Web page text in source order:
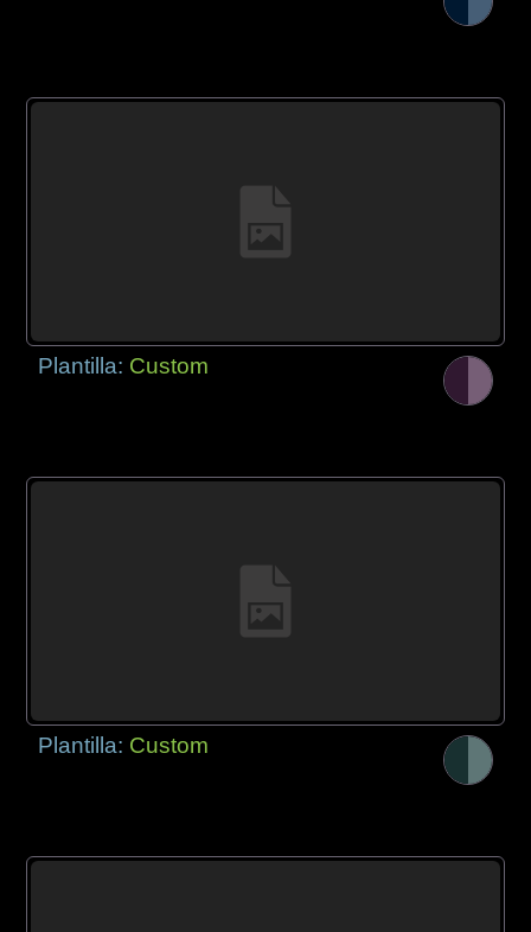
Plantilla: Custom
Plantilla: Custom